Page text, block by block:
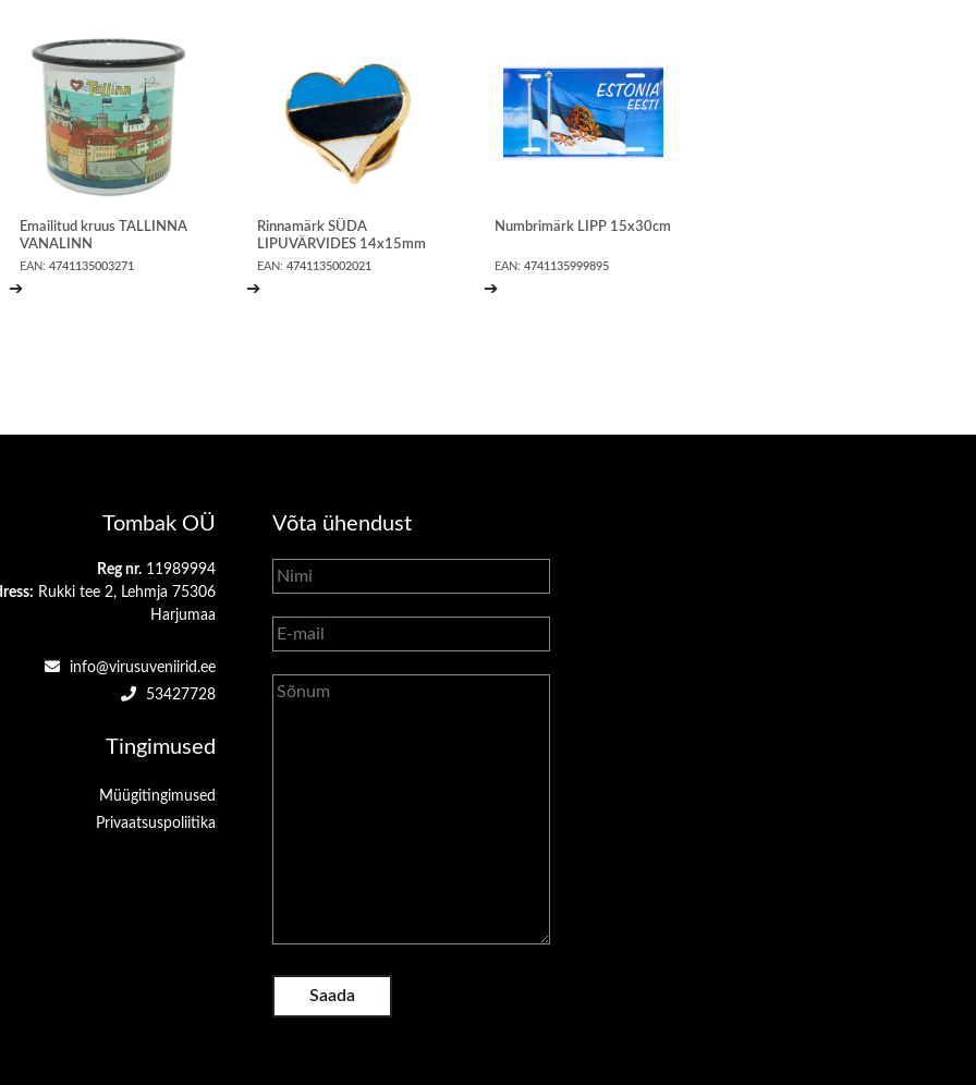
Emailitud kruus TALLINNA
VANALINN
EAN: 4741135003271
➔
Rinnamärk SÜDA
LIPUVÄRVIDES 14x15mm
EAN: 4741135002021
➔
Numbrimärk LIPP 15x30cm
EAN: 4741135999895
➔
Tombak OÜ
Reg nr. 11989994
Rukki tee 2, Lehmja 75306
Harjumaa
info@virusuveniirid.ee
53427728
Tingimused
Müügitingimused
Privaatsuspoliitika
Võta ühendust